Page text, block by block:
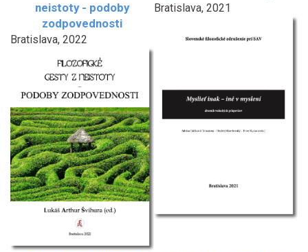
neistoty - podoby
zodpovednosti
Bratislava, 2022
Bratislava, 2021